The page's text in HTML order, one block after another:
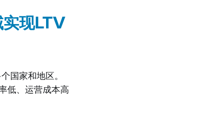
实现LTV
国家和地区。
低、运营成本高